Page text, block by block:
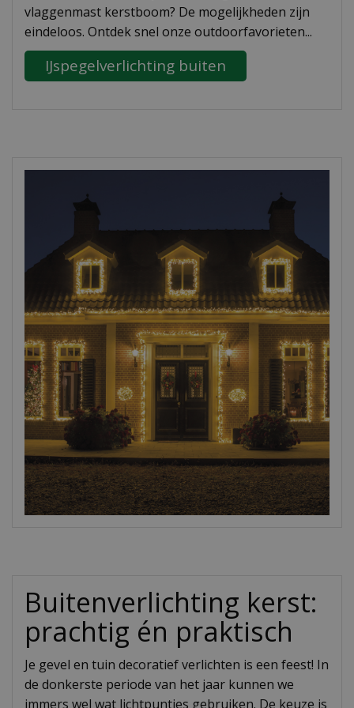
vlaggenmast kerstboom? De mogelijkheden zijn
eindeloos. Ontdek snel onze outdoorfavorieten...
IJspegelverlichting buiten
Buitenverlichting kerst:
prachtig én praktisch
Je gevel en tuin decoratief verlichten is een feest! In
de donkerste periode van het jaar kunnen we
immers wel wat lichtpuntjes gebruiken. De keuze is